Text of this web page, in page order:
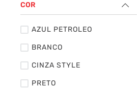
6º
7 º Recorte
8 º Casaco
9
COR
AZUL PETROLEO
BRANCO
CINZA STYLE
PRETO